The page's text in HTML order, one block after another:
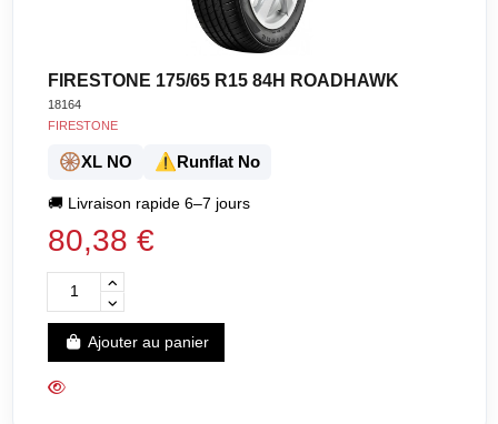
FIRESTONE 175/65 R15 84H ROADHAWK
18164
FIRESTONE
🛞XL NO ⚠️Runflat No
🚚 Livraison rapide 6–7 jours
80,38 €
Ajouter au panier